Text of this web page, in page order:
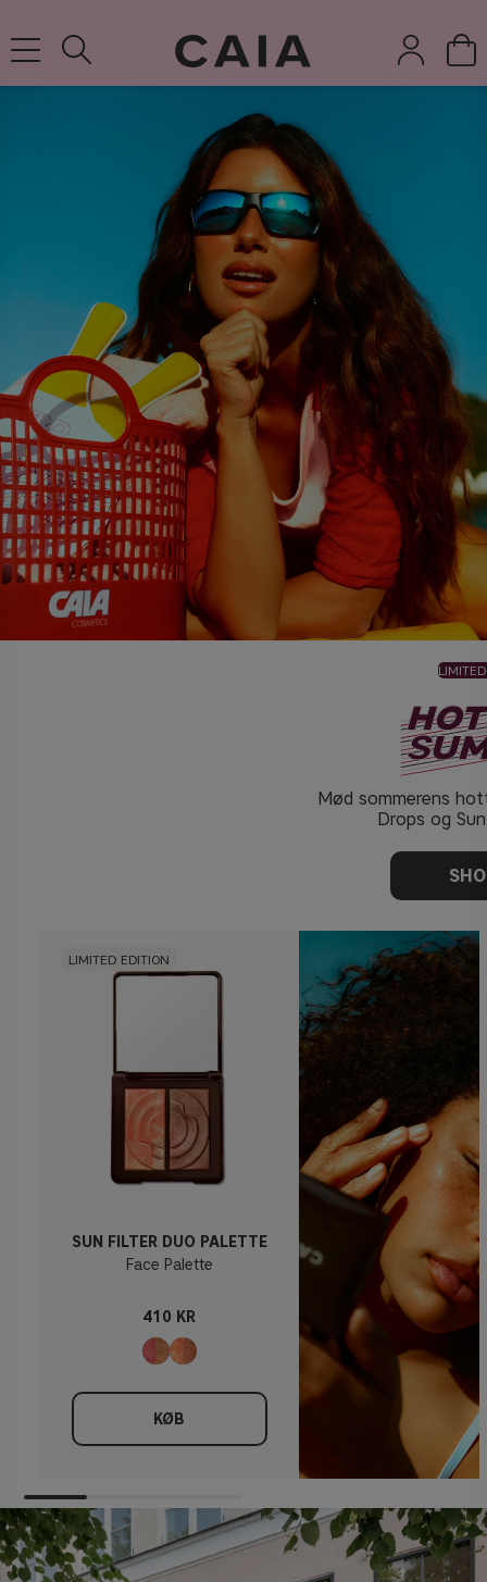
Mød sommerens
Drops og
LIMITED EDITION
SUN FILTER DUO PALETTE
Face Palette
410 KR
KØB
kits & sets tørshampoo